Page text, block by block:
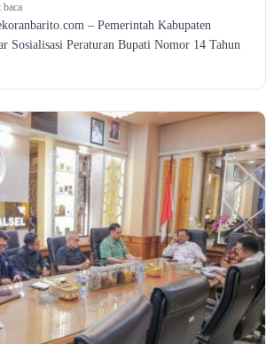
baca
– Pemerintah Kabupaten
Sosialisasi Peraturan Bupati Nomor 14 Tahun